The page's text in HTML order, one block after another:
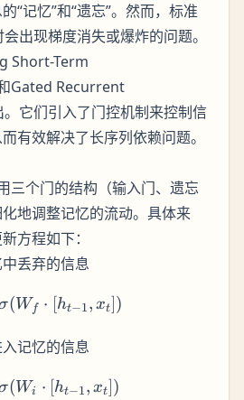
“记忆”和“遗忘”。然而，标准
出现梯度消失或爆炸的问题。
Short-Term
Gated Recurrent
它们引入了门控机制来控制信
有效解决了长序列依赖问题。
三个门的结构（输入门、遗忘
地调整记忆的流动。具体来
方程如下：
丢弃的信息
f_t = \sigma(W_f \cdot
(Wf ⋅ [ht−1, xt])
记忆的信息
i_t = \sigma(W_i \cdot
(Wi ⋅ [ht−1, xt])